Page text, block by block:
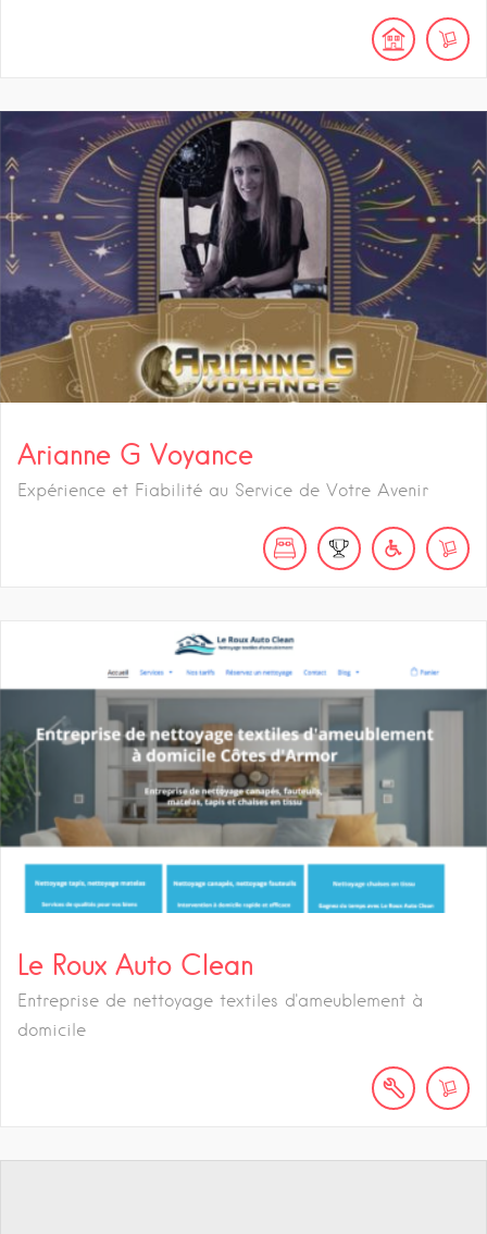
Arianne G Voyance
Expérience et Fiabilité au Service de Votre Avenir
Le Roux Auto Clean
Entreprise de nettoyage textiles d'ameublement à
domicile